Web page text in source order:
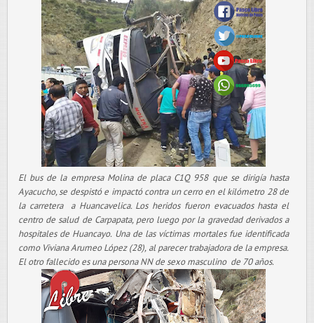
El bus de la empresa Molina de placa C1Q 958 que se dirigía hasta
Ayacucho, se despistó e impactó contra un cerro en el kilómetro 28 de
la carretera a Huancavelica. Los heridos fueron evacuados hasta el
centro de salud de Carpapata, pero luego por la gravedad derivados a
hospitales de Huancayo. Una de las víctimas mortales fue identificada
como Viviana Arumeo López (28), al parecer trabajadora de la empresa.
El otro fallecido es una persona NN de sexo masculino de 70 años.